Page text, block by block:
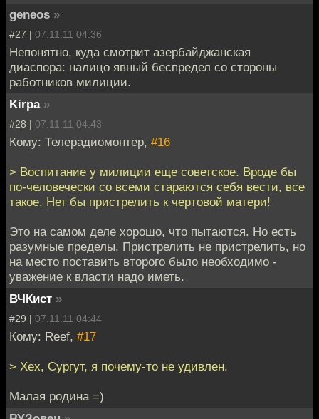
geneos »
#27 | 07.11.11 04:36
Непонятно, куда смотрит азербайджанская
диаспора: налицо явный беспредел со стороны
работников милиции.
Kirpa »
#28 | 07.11.11 04:43
Кому: Телерадиомонтер, #16
> Воспитание у милиции еще советское. Вроде бы
по-человечески со всеми стараются себя вести, все
такое. Нет бы пристрелить к чертовой матери!
Это на самом деле хорошо, что пытаются. Но есть
разумные пределы. Пристрелить не пристрелить, но
на место поставить второго было необходимо -
уважение к власти надо иметь.
ВЧКист »
#29 | 07.11.11 04:44
Кому: Reef, #17
> Хех, Сургут, я почему-то не удивлен.
Малая родина =)